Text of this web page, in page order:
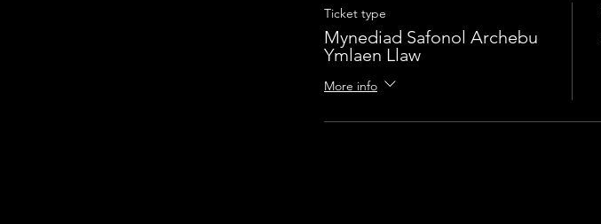
Ticket type
Mynediad Safonol Archebu
Ymlaen Llaw
More info